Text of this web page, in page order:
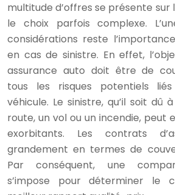
multitude d’offres se présente
le choix parfois complexe.
considérations reste
en cas de sinistre. En effet,
assurance auto doit être de
tous les risques potentiels
véhicule. Le sinistre, qu’il soit dû
route, un vol ou un incendie, peut
exorbitants. Les contrats
grandement en termes de
Par conséquent, une
s’impose pour déterminer le